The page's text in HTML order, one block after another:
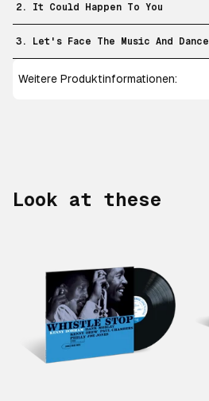
2. It Could Happen To You
3. Let's Face The Music And Dance
Weitere Produktinformationen:
Look at these